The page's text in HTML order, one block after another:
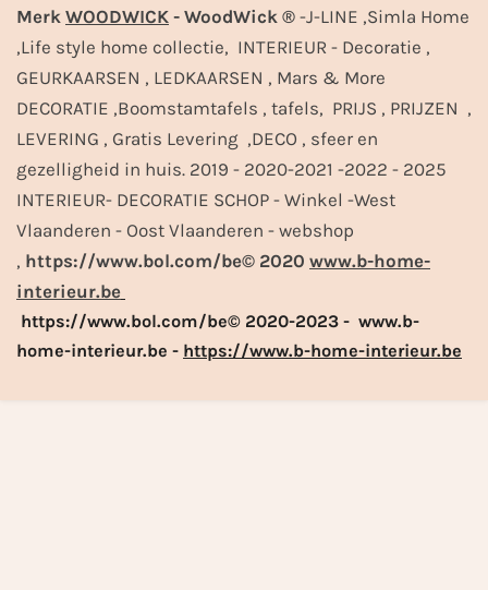
Merk WOODWICK - WoodWick ® -J-LINE ,Simla Home
,Life style home collectie, INTERIEUR - Decoratie ,
GEURKAARSEN , LEDKAARSEN , Mars & More
DECORATIE ,Boomstamtafels , tafels, PRIJS , PRIJZEN ,
LEVERING , Gratis Levering ,DECO , sfeer en
gezelligheid in huis. 2019 - 2020-2021 -2022 - 2025
INTERIEUR- DECORATIE SCHOP - Winkel -West
Vlaanderen - Oost Vlaanderen - webshop
, https://www.bol.com/be© 2020 www.b-home-
interieur.be
https://www.bol.com/be© 2020-2023 - www.b-
home-interieur.be - https://www.b-home-interieur.be